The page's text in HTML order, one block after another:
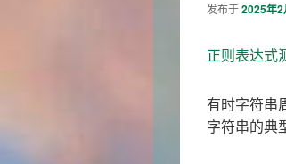
发布于2025年2
正则表达式
有时字符串
字符串的典